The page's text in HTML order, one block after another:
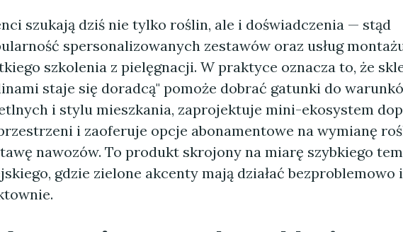
szukają dziś nie tylko roślin, ale i doświadczenia — stąd
spersonalizowanych zestawów oraz usług
szkolenia z pielęgnacji. W praktyce oznacza to, że
staje się doradcą" pomoże dobrać gatunki do
i stylu mieszkania, zaprojektuje mini-ekosystem
i zaoferuje opcje abonamentowe na wymianę
nawozów. To produkt skrojony na miarę szybkiego
gdzie zielone akcenty mają działać bezproblemowo i